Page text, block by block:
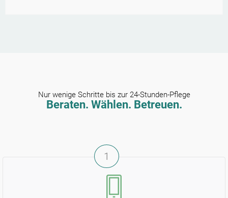
Nur wenige Schritte bis zur 24-Stunden-Pflege
Beraten. Wählen. Betreuen.
1